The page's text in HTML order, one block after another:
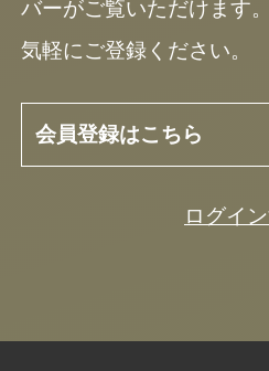
バーがご覧いただけます
気軽にご登録ください。
会員登録はこちら
ログイ